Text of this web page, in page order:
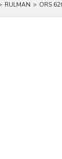
RULMAN ORS